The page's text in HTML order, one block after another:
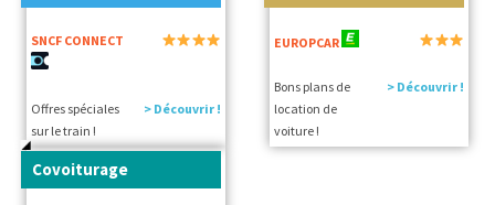
SNCF CONNECT
Offres spéciales
sur le train !
> Découvrir !
EUROPCAR
Bons plans de
location de
voiture !
> Découvrir !
Covoiturage